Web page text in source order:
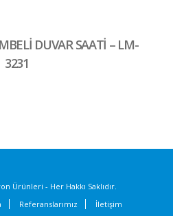
DUVAR SAATİ – LM-
3231
Ürünleri - Her Hakkı Saklıdır.
Referanslarımız İletişim